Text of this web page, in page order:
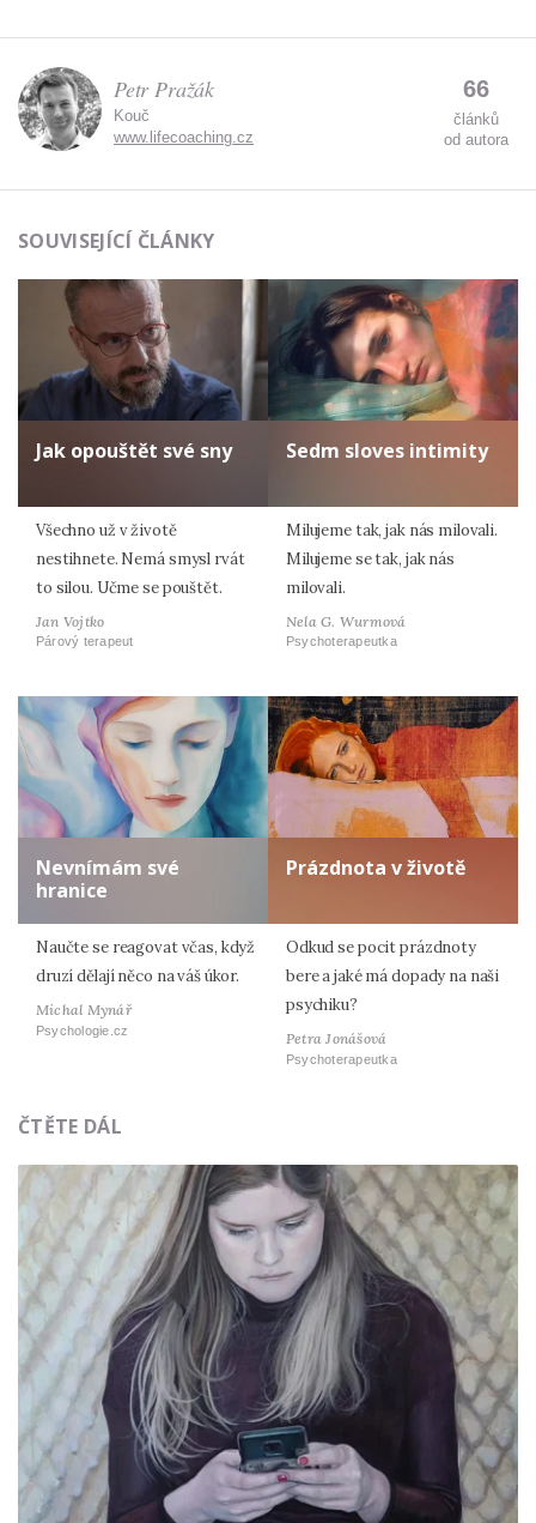
Petr Pražák
Kouč
www.lifecoaching.cz
66
článků
od autora
SOUVISEJÍCÍ ČLÁNKY
Jak opouštět své sny
Všechno už v životě
nestihnete. Nemá smysl rvát
to silou. Učme se pouštět.
Jan Vojtko
Párový terapeut
Sedm sloves intimity
Milujeme tak, jak nás milovali.
Milujeme se tak, jak nás
milovali.
Nela G. Wurmová
Psychoterapeutka
Nevnímám své
hranice
Naučte se reagovat včas, když
druzí dělají něco na váš úkor.
Michal Mynář
Psychologie.cz
Prázdnota v životě
Odkud se pocit prázdnoty
bere a jaké má dopady na naši
psychiku?
Petra Jonášová
Psychoterapeutka
ČTĚTE DÁL